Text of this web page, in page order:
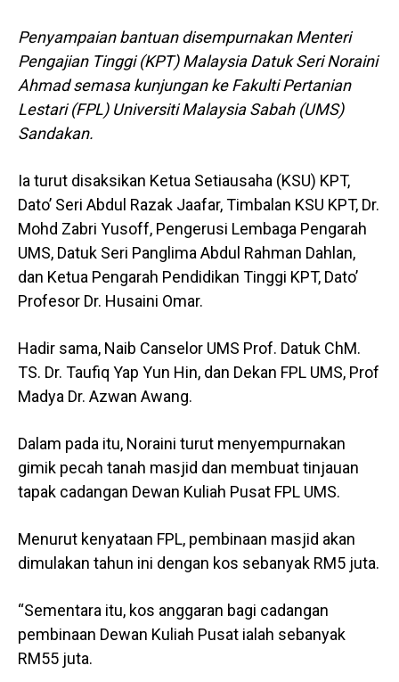
Penyampaian bantuan disempurnakan Menteri
Pengajian Tinggi (KPT) Malaysia Datuk Seri Noraini
Ahmad semasa kunjungan ke Fakulti Pertanian
Lestari (FPL) Universiti Malaysia Sabah (UMS)
Sandakan.
Ia turut disaksikan Ketua Setiausaha (KSU) KPT,
Dato’ Seri Abdul Razak Jaafar, Timbalan KSU KPT, Dr.
Mohd Zabri Yusoff, Pengerusi Lembaga Pengarah
UMS, Datuk Seri Panglima Abdul Rahman Dahlan,
dan Ketua Pengarah Pendidikan Tinggi KPT, Dato’
Profesor Dr. Husaini Omar.
Hadir sama, Naib Canselor UMS Prof. Datuk ChM.
TS. Dr. Taufiq Yap Yun Hin, dan Dekan FPL UMS, Prof
Madya Dr. Azwan Awang.
Dalam pada itu, Noraini turut menyempurnakan
gimik pecah tanah masjid dan membuat tinjauan
tapak cadangan Dewan Kuliah Pusat FPL UMS.
Menurut kenyataan FPL, pembinaan masjid akan
dimulakan tahun ini dengan kos sebanyak RM5 juta.
“Sementara itu, kos anggaran bagi cadangan
pembinaan Dewan Kuliah Pusat ialah sebanyak
RM55 juta.